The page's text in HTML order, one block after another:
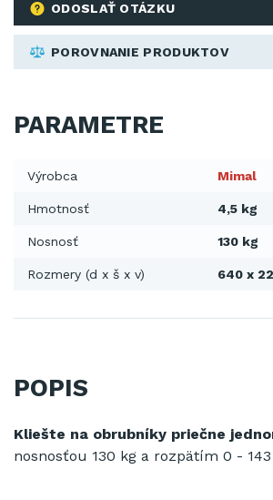
ODOSLAŤ OTÁZKU
POROVNANIE PRODUKTOV
PARAMETRE
Výrobca Mimal
Hmotnosť 4,5 kg
Nosnosť 130 kg
Rozmery (d x š x v) 640 x
POPIS
Kliešte na obrubníky priečne
nosnosťou 130 kg a rozpätím 0 -